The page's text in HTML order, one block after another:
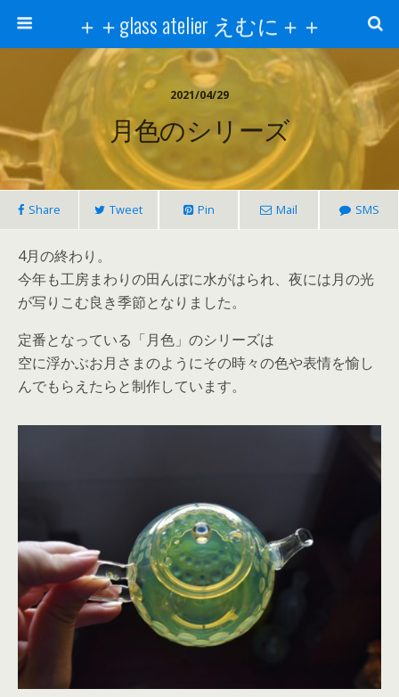
＋＋glass atelier えむに＋＋
2021/04/29
月色のシリーズ
Share Tweet Pin Mail SMS
4月の終わり。
今年も工房まわりの田んぼに水がはられ、夜には月の光
が写りこむ良き季節となりました。
定番となっている「月色」のシリーズは
空に浮かぶお月さまのようにその時々の色や表情を愉し
んでもらえたらと制作しています。